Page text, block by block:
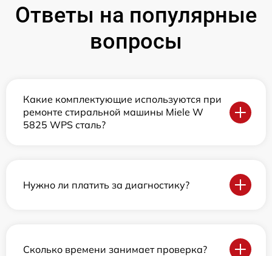
Ответы на популярные
вопросы
Какие комплектующие используются при
ремонте стиральной машины Miele W
5825 WPS сталь?
Нужно ли платить за диагностику?
Сколько времени занимает проверка?